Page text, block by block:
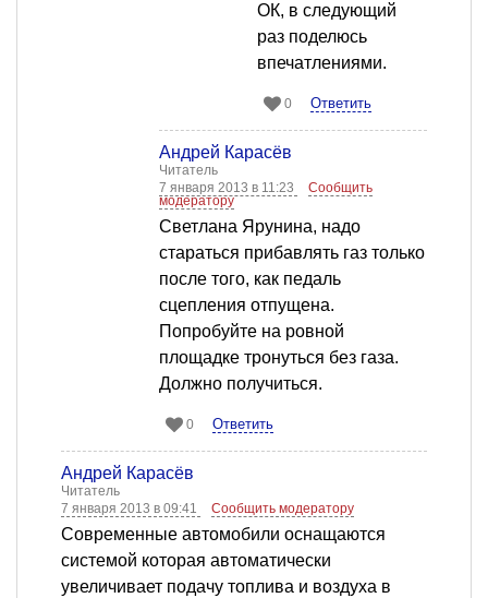
ОК, в следующий
раз поделюсь
впечатлениями.
0 Ответить
Андрей Карасёв
Читатель
7 января 2013 в 11:23
Сообщить
модератору
Светлана Ярунина, надо
стараться прибавлять газ только
после того, как педаль
сцепления отпущена.
Попробуйте на ровной
площадке тронуться без газа.
Должно получиться.
0 Ответить
Андрей Карасёв
Читатель
7 января 2013 в 09:41
Сообщить модератору
Современные автомобили оснащаются
системой которая автоматически
увеличивает подачу топлива и воздуха в